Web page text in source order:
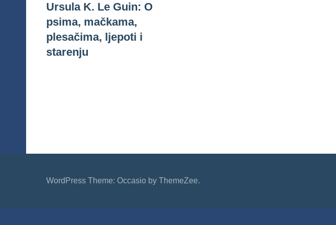
Ursula K. Le Guin: O
psima, mačkama,
plesačima, ljepoti i
starenju
WordPress Theme: Occasio by ThemeZee.